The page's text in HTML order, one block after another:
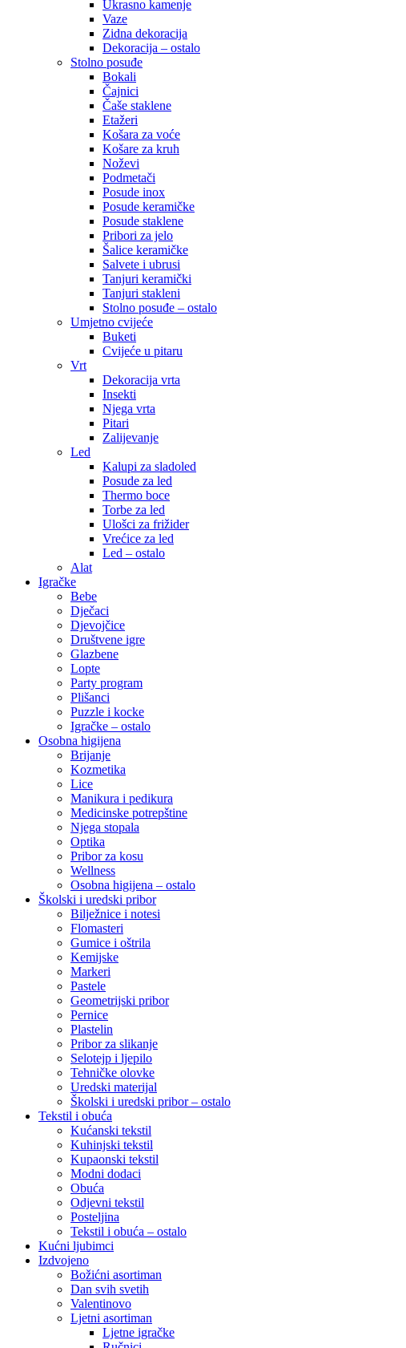
Ukrasno kamenje
Vaze
Zidna dekoracija
Dekoracija – ostalo
Stolno posuđe
Bokali
Čajnici
Čaše staklene
Etažeri
Košara za voće
Košare za kruh
Noževi
Podmetači
Posude inox
Posude keramičke
Posude staklene
Pribori za jelo
Šalice keramičke
Salvete i ubrusi
Tanjuri keramički
Tanjuri stakleni
Stolno posuđe – ostalo
Umjetno cvijeće
Buketi
Cvijeće u pitaru
Vrt
Dekoracija vrta
Insekti
Njega vrta
Pitari
Zalijevanje
Led
Kalupi za sladoled
Posude za led
Thermo boce
Torbe za led
Ulošci za frižider
Vrećice za led
Led – ostalo
Alat
Igračke
Bebe
Dječaci
Djevojčice
Društvene igre
Glazbene
Lopte
Party program
Plišanci
Puzzle i kocke
Igračke – ostalo
Osobna higijena
Brijanje
Kozmetika
Lice
Manikura i pedikura
Medicinske potrepštine
Njega stopala
Optika
Pribor za kosu
Wellness
Osobna higijena – ostalo
Školski i uredski pribor
Bilježnice i notesi
Flomasteri
Gumice i oštrila
Kemijske
Markeri
Pastele
Geometrijski pribor
Pernice
Plastelin
Pribor za slikanje
Selotejp i ljepilo
Tehničke olovke
Uredski materijal
Školski i uredski pribor – ostalo
Tekstil i obuća
Kućanski tekstil
Kuhinjski tekstil
Kupaonski tekstil
Modni dodaci
Obuća
Odjevni tekstil
Posteljina
Tekstil i obuća – ostalo
Kućni ljubimci
Izdvojeno
Božićni asortiman
Dan svih svetih
Valentinovo
Ljetni asortiman
Ljetne igračke